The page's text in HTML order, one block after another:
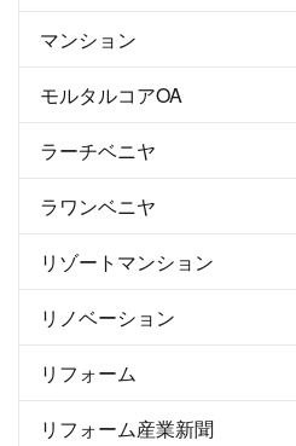
マンション
モルタルコアOA
ラーチベニヤ
ラワンベニヤ
リゾートマンション
リノベーション
リフォーム
リフォーム産業新聞